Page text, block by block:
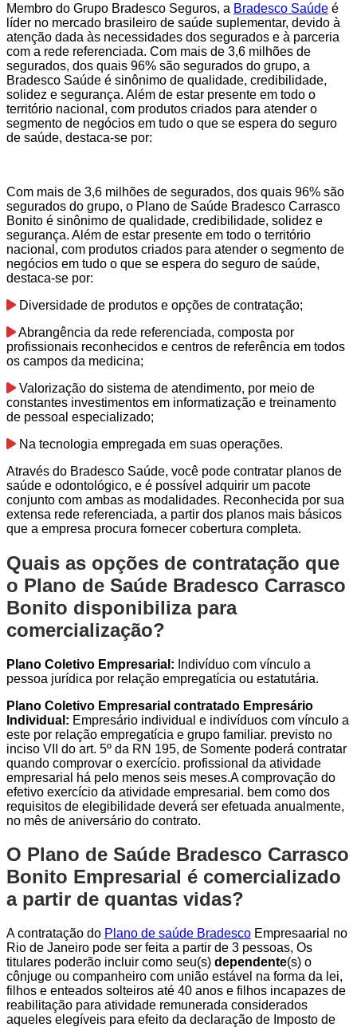
Membro do Grupo Bradesco Seguros, a Bradesco Saúde é
líder no mercado brasileiro de saúde suplementar, devido à
atenção dada às necessidades dos segurados e à parceria
com a rede referenciada. Com mais de 3,6 milhões de
segurados, dos quais 96% são segurados do grupo, a
Bradesco Saúde é sinônimo de qualidade, credibilidade,
solidez e segurança. Além de estar presente em todo o
território nacional, com produtos criados para atender o
segmento de negócios em tudo o que se espera do seguro
de saúde, destaca-se por:
Com mais de 3,6 milhões de segurados, dos quais 96% são
segurados do grupo, o Plano de Saúde Bradesco Carrasco
Bonito é sinônimo de qualidade, credibilidade, solidez e
segurança. Além de estar presente em todo o território
nacional, com produtos criados para atender o segmento de
negócios em tudo o que se espera do seguro de saúde,
destaca-se por:
Diversidade de produtos e opções de contratação;
Abrangência da rede referenciada, composta por
profissionais reconhecidos e centros de referência em todos
os campos da medicina;
Valorização do sistema de atendimento, por meio de
constantes investimentos em informatização e treinamento
de pessoal especializado;
Na tecnologia empregada em suas operações.
Através do Bradesco Saúde, você pode contratar planos de
saúde e odontológico, e é possível adquirir um pacote
conjunto com ambas as modalidades. Reconhecida por sua
extensa rede referenciada, a partir dos planos mais básicos
que a empresa procura fornecer cobertura completa.
Quais as opções de contratação que
o Plano de Saúde Bradesco Carrasco
Bonito disponibiliza para
comercialização?
Plano Coletivo Empresarial: Indivíduo com vínculo a
pessoa jurídica por relação empregatícia ou estatutária.
Plano Coletivo Empresarial contratado Empresário
Individual: Empresário individual e indivíduos com vínculo a
este por relação empregatícia e grupo familiar. previsto no
inciso VII do art. 5º da RN 195, de Somente poderá contratar
quando comprovar o exercício. profissional da atividade
empresarial há pelo menos seis meses.A comprovação do
efetivo exercício da atividade empresarial. bem como dos
requisitos de elegibilidade deverá ser efetuada anualmente,
no mês de aniversário do contrato.
O Plano de Saúde Bradesco Carrasco
Bonito Empresarial é comercializado
a partir de quantas vidas?
A contratação do Plano de saúde Bradesco Empresaarial no
Rio de Janeiro pode ser feita a partir de 3 pessoas, Os
titulares poderão incluir como seu(s) dependente(s) o
cônjuge ou companheiro com união estável na forma da lei,
filhos e enteados solteiros até 40 anos e filhos incapazes de
reabilitação para atividade remunerada considerados
aqueles elegíveis para efeito da declaração de Imposto de